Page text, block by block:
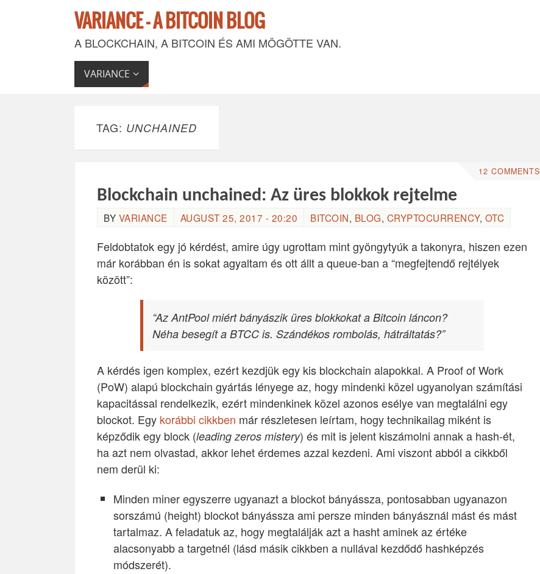
VARIANCE - A BITCOIN BLOG
A BLOCKCHAIN, A BITCOIN ÉS AMI MÖGÖTTE VAN.
VARIANCE
TAG: UNCHAINED
12 COMMENTS
Blockchain unchained: Az üres blokkok rejtelme
BY VARIANCE AUGUST 25, 2017 - 20:20 BITCOIN, BLOG, CRYPTOCURRENCY, OTC
Feldobtatok egy jó kérdést, amire úgy ugrottam mint gyöngytyúk a takonyra, hiszen ezen
már korábban én is sokat agyaltam és ott állt a queue-ban a “megfejtendő rejtélyek
között”:
“Az AntPool miért bányászik üres blokkokat a Bitcoin láncon?
Néha besegít a BTCC is. Szándékos rombolás, hátráltatás?”
A kérdés igen komplex, ezért kezdjük egy kis blockchain alapokkal. A Proof of Work
(PoW) alapú blockchain gyártás lényege az, hogy mindenki közel ugyanolyan számítási
kapacitással rendelkezik, ezért mindenkinek közel azonos esélye van megtalálni egy
blockot. Egy korábbi cikkben már részletesen leírtam, hogy technikailag miként is
képződik egy block (leading zeros mistery) és mit is jelent kiszámolni annak a hash-ét,
ha azt nem olvastad, akkor lehet érdemes azzal kezdeni. Ami viszont abból a cikkből
nem derül ki:
Minden miner egyszerre ugyanazt a blockot bányássza, pontosabban ugyanazon
sorszámú (height) blockot bányássza ami persze minden bányásznál mást és mást
tartalmaz. A feladatuk az, hogy megtalálják azt a hasht aminek az értéke
alacsonyabb a targetnél (lásd másik cikkben a nullával kezdődő hashképzés
módszerét).